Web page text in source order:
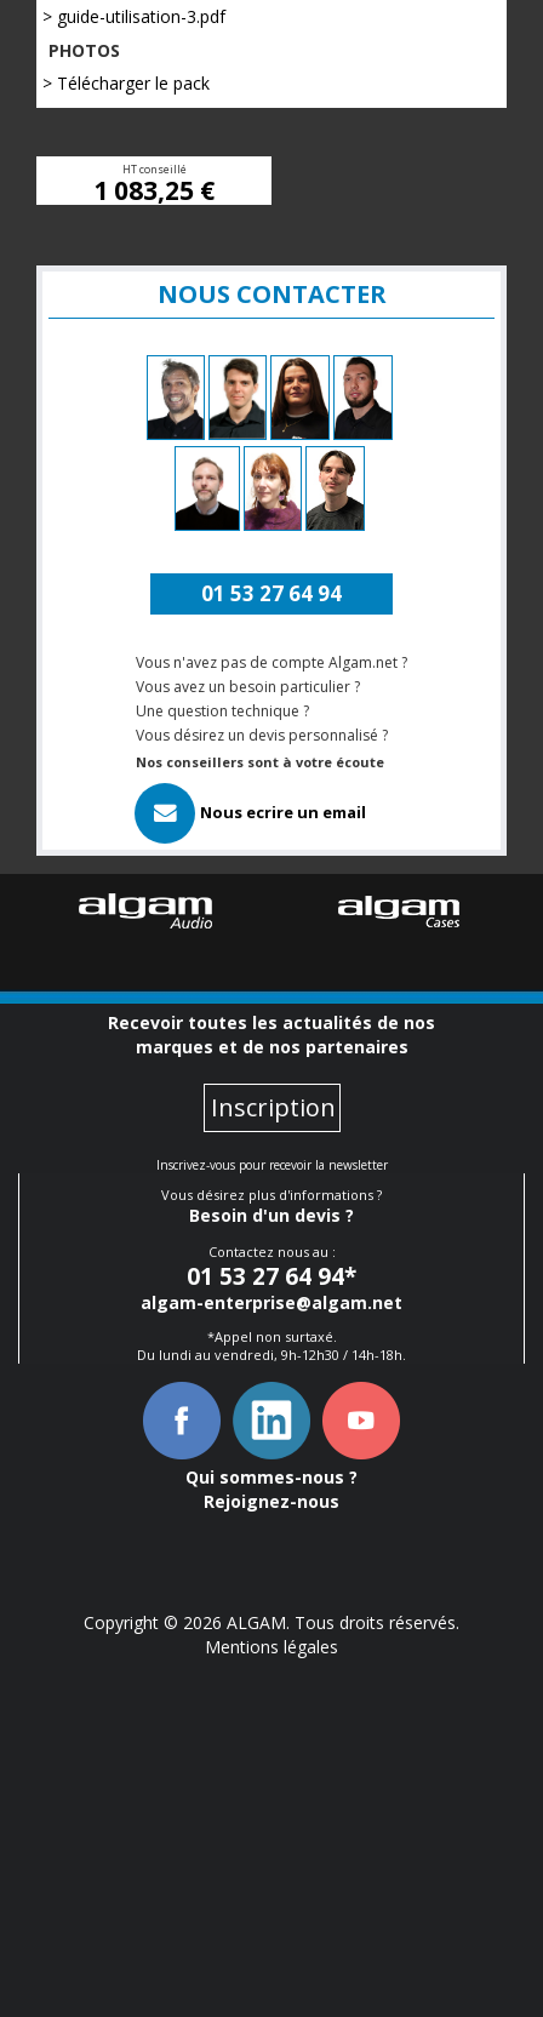
> guide-utilisation-3.pdf
PHOTOS
> Télécharger le pack
HT conseillé
1 083,25 €
NOUS CONTACTER
01 53 27 64 94
Vous n'avez pas de compte Algam.net ?
Vous avez un besoin particulier ?
Une question technique ?
Vous désirez un devis personnalisé ?
Nos conseillers sont à votre écoute
Nous ecrire un email
Recevoir toutes les actualités de nos
marques et de nos partenaires
Inscription
Inscrivez-vous pour recevoir la newsletter
Vous désirez plus d'informations ?
Besoin d'un devis ?
Contactez nous au :
01 53 27 64 94*
algam-enterprise@algam.net
*Appel non surtaxé.
Du lundi au vendredi, 9h-12h30 / 14h-18h.
Qui sommes-nous ?
Rejoignez-nous
Copyright © 2026 ALGAM. Tous droits réservés.
Mentions légales